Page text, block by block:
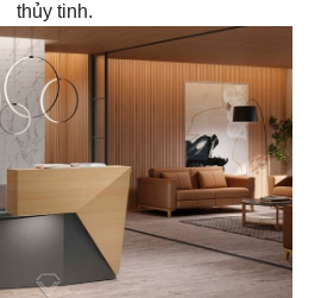
thủy tinh.